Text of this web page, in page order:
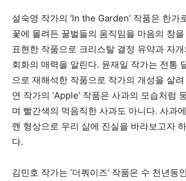
설숙영 작가의 ‘In the Garden’ 작품은 한가
꽃에 몰려든 꿀벌들의 움직임을 마음의 창
표현한 작품으로 크리스탈 결정 유약과 자
회화의 매력을 알린다. 윤재일 작가는 전통
으로 재해석한 작품으로 작가의 개성을 살
연 작가의 ‘Apple’ 작품은 사과의 모습처럼
며 빨간색의 먹음직한 사과도 아니다. 사과
깬 형상으로 우리 삶에 진실을 바라보고자
다.
김민호 작가는 ‘더쿼이즈’ 작품은 수 천년동